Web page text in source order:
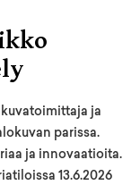
ja
parissa.
ja innovaatioita.
13.6.2026